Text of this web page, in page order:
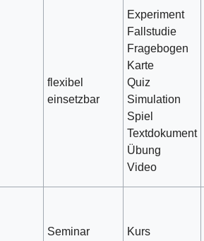
flexibel
einsetzbar
Experiment
Fallstudie
Fragebogen
Karte
Quiz
Simulation
Spiel
Textdokument
Übung
Video
Seminar Kurs